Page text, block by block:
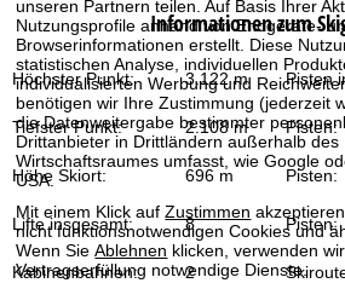
unseren Partnern teilen. Auf Basis Ihrer
Nutzungsprofile anhand von Endgeräte-
Browserinformationen erstellt. Diese
statistischen Analyse, individuellen
individualisierten Werbung und
benötigen wir Ihre Zustimmung (jederzeit
die Datenweitergabe bestimmter
Drittanbieter in Drittländern außerhalb des
Wirtschaftsraumes umfasst, wie Google
USA.
Mit einem Klick aufZustimmen
nicht funktionsnotwendigen Cookies und
Wenn SieAblehnen klicken, verwenden
Vertragserfüllung notwendige Dienste.
r
t
s
e
i
Informationen zum
Höchster Punkt: 3.122 m Pisten
Tiefster Punkt: 2.108 m Pisten:
Höhe Skiort: 696 m Pisten:
Lifte insgesamt: 8 Pisten:
Kabinenbahnen: 2